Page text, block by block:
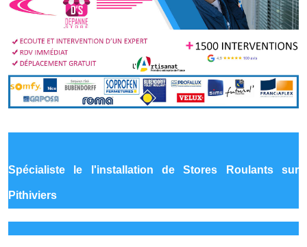
Spécialiste le l'installation de Stores Roulants sur
Pithiviers